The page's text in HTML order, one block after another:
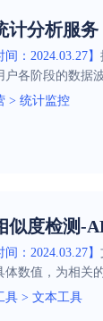
计分析服务
间：2024.03.27】
户各阶段的数据
> 统计监控
似度检测-
间：2024.03.27】
体数值，为相关
具 > 文本工具